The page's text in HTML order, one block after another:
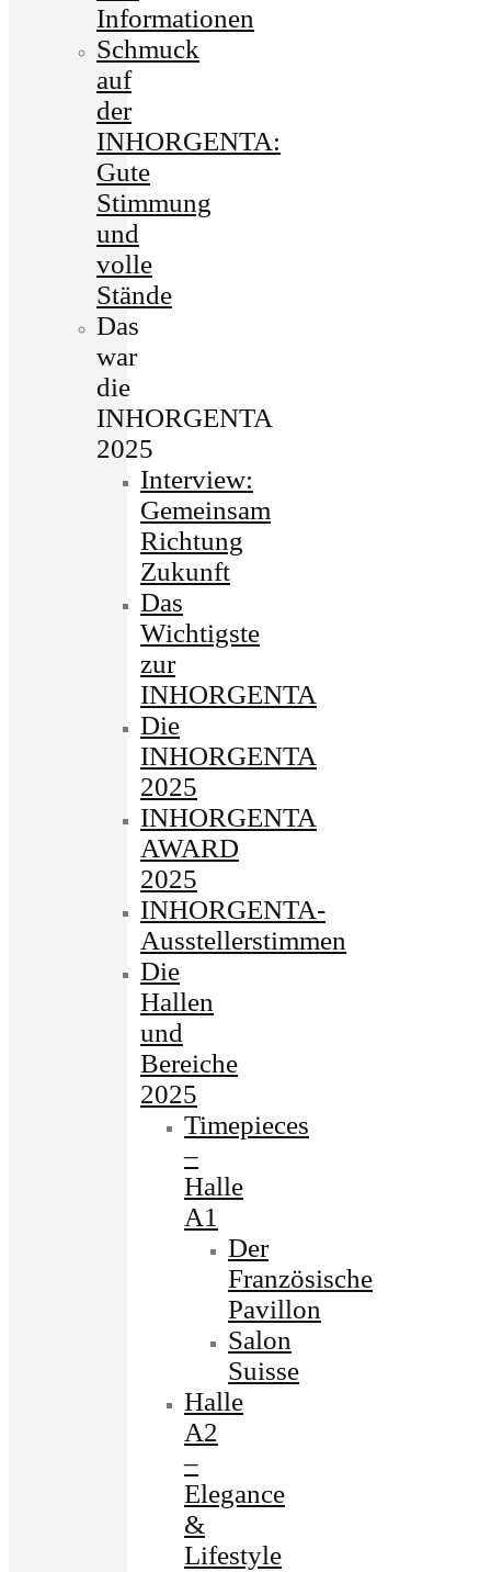
Informationen
Schmuck
auf
der
INHORGENTA:
Gute
Stimmung
und
volle
Stände
Das
war
die
INHORGENTA
2025
Interview:
Gemeinsam
Richtung
Zukunft
Das
Wichtigste
zur
INHORGENTA
Die
INHORGENTA
2025
INHORGENTA
AWARD
2025
INHORGENTA-
Ausstellerstimmen
Die
Hallen
und
Bereiche
2025
Timepieces
–
Halle
A1
Der
Französische
Pavillon
Salon
Suisse
Halle
A2
–
Elegance
&
Lifestyle